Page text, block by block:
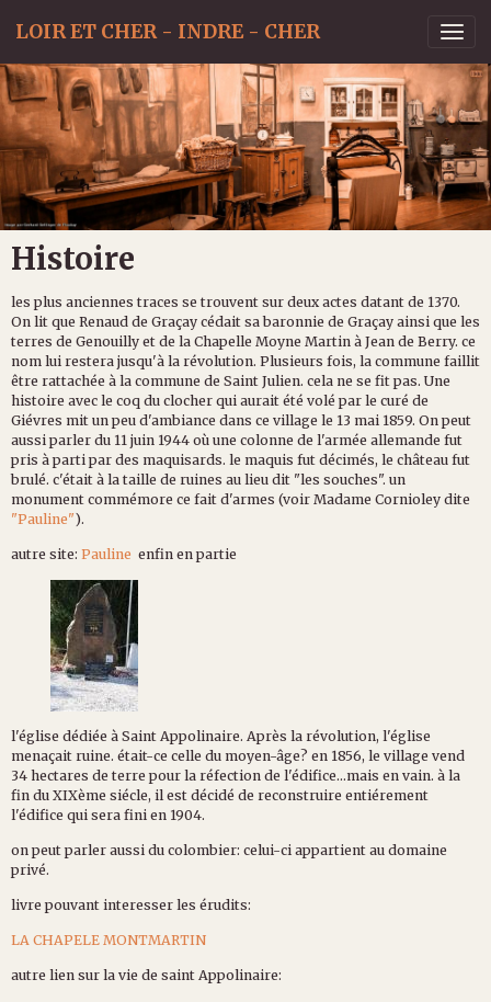
LOIR ET CHER - INDRE - CHER
Histoire
les plus anciennes traces se trouvent sur deux actes datant de 1370.
On lit que Renaud de Graçay cédait sa baronnie de Graçay ainsi que les
terres de Genouilly et de la Chapelle Moyne Martin à Jean de Berry. ce
nom lui restera jusqu'à la révolution. Plusieurs fois, la commune faillit
être rattachée à la commune de Saint Julien. cela ne se fit pas. Une
histoire avec le coq du clocher qui aurait été volé par le curé de
Giévres mit un peu d'ambiance dans ce village le 13 mai 1859. On peut
aussi parler du 11 juin 1944 où une colonne de l'armée allemande fut
pris à parti par des maquisards. le maquis fut décimés, le château fut
brulé. c'était à la taille de ruines au lieu dit "les souches". un
monument commémore ce fait d'armes (voir Madame Cornioley dite
"Pauline").
autre site: Pauline enfin en partie
l'église dédiée à Saint Appolinaire. Après la révolution, l'église
menaçait ruine. était-ce celle du moyen-âge? en 1856, le village vend
34 hectares de terre pour la réfection de l'édifice...mais en vain. à la
fin du XIXème siécle, il est décidé de reconstruire entiérement
l'édifice qui sera fini en 1904.
on peut parler aussi du colombier: celui-ci appartient au domaine
privé.
livre pouvant interesser les érudits:
LA CHAPELE MONTMARTIN
autre lien sur la vie de saint Appolinaire: